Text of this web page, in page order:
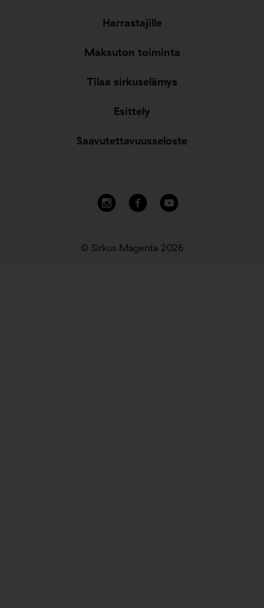
Harrastajille
Maksuton toiminta
Tilaa sirkuselämys
Esittely
Saavutettavuusseloste
© Sirkus Magenta 2026